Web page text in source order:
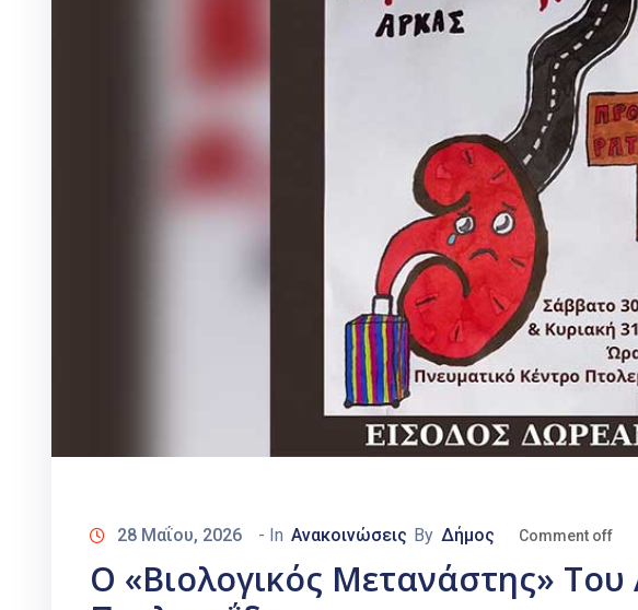
28 Μαΐου, 2026 - In Ανακοινώσεις By Δήμος Comment off
Ο «Βιολογικός Μετανάστης» Του